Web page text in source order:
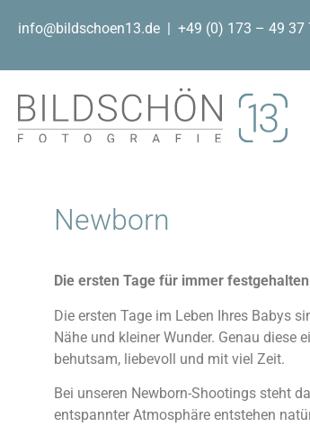
info@bildschoen13.de | +49 (0) 173 – 49
Newborn
Die ersten Tage für immer
Die ersten Tage im Leben Ihres Babys
Nähe und kleiner Wunder. Genau
behutsam, liebevoll und mit viel Zeit.
Bei unseren Newborn-Shootings steht
entspannter Atmosphäre entstehen